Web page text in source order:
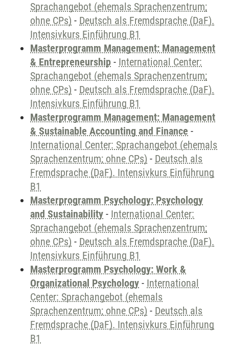
Sprachangebot (ehemals Sprachenzentrum;
ohne CPs) - Deutsch als Fremdsprache (DaF).
Intensivkurs Einführung B1
Masterprogramm Management: Management
& Entrepreneurship - International Center:
Sprachangebot (ehemals Sprachenzentrum;
ohne CPs) - Deutsch als Fremdsprache (DaF).
Intensivkurs Einführung B1
Masterprogramm Management: Management
& Sustainable Accounting and Finance -
International Center: Sprachangebot (ehemals
Sprachenzentrum; ohne CPs) - Deutsch als
Fremdsprache (DaF). Intensivkurs Einführung
B1
Masterprogramm Psychology: Psychology
and Sustainability - International Center:
Sprachangebot (ehemals Sprachenzentrum;
ohne CPs) - Deutsch als Fremdsprache (DaF).
Intensivkurs Einführung B1
Masterprogramm Psychology: Work &
Organizational Psychology - International
Center: Sprachangebot (ehemals
Sprachenzentrum; ohne CPs) - Deutsch als
Fremdsprache (DaF). Intensivkurs Einführung
B1